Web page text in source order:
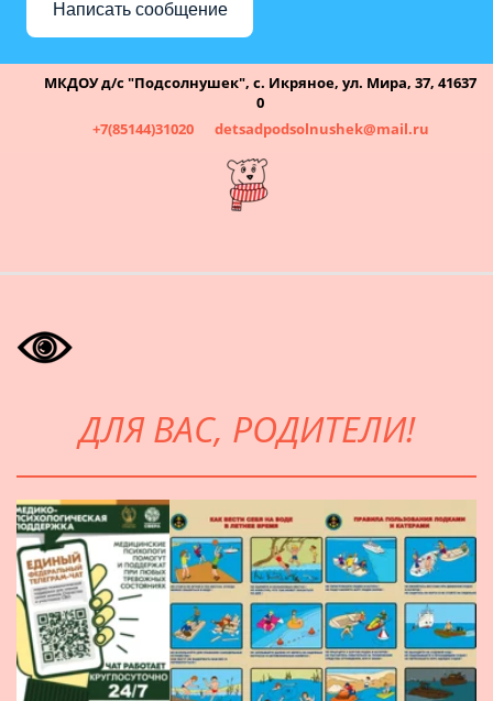
Написать сообщение
МКДОУ д/с "Подсолнушек", с. Икряное, ул. Мира, 37, 41637
0
+7(85144)31020
detsadpodsolnushek@mail.ru
ДЛЯ ВАС, РОДИТЕЛИ!